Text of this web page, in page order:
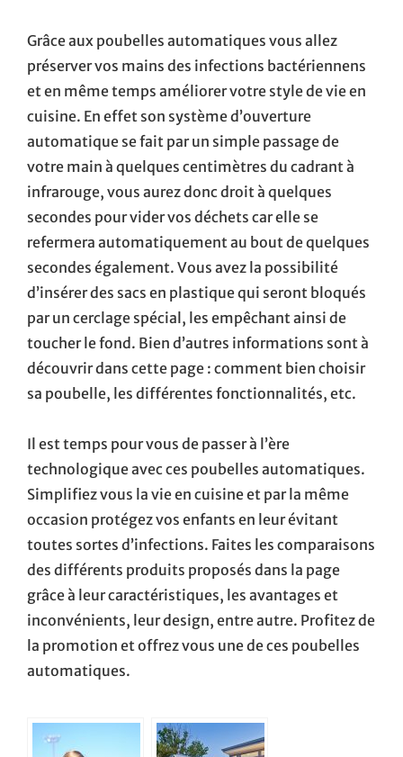
Grâce aux poubelles automatiques vous allez
préserver vos mains des infections bactériennens
et en même temps améliorer votre style de vie en
cuisine. En effet son système d’ouverture
automatique se fait par un simple passage de
votre main à quelques centimètres du cadrant à
infrarouge, vous aurez donc droit à quelques
secondes pour vider vos déchets car elle se
refermera automatiquement au bout de quelques
secondes également. Vous avez la possibilité
d’insérer des sacs en plastique qui seront bloqués
par un cerclage spécial, les empêchant ainsi de
toucher le fond. Bien d’autres informations sont à
découvrir dans cette page : comment bien choisir
sa poubelle, les différentes fonctionnalités, etc.
Il est temps pour vous de passer à l’ère
technologique avec ces poubelles automatiques.
Simplifiez vous la vie en cuisine et par la même
occasion protégez vos enfants en leur évitant
toutes sortes d’infections. Faites les comparaisons
des différents produits proposés dans la page
grâce à leur caractéristiques, les avantages et
inconvénients, leur design, entre autre. Profitez de
la promotion et offrez vous une de ces poubelles
automatiques.